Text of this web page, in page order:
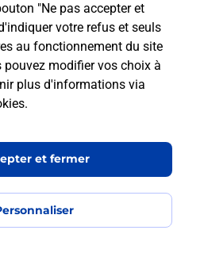
"Ne pas accepter et
votre refus et seuls
au fonctionnement du site
pouvez modifier vos choix à
plus d'informations via
.
et fermer
LESPERON
conforme